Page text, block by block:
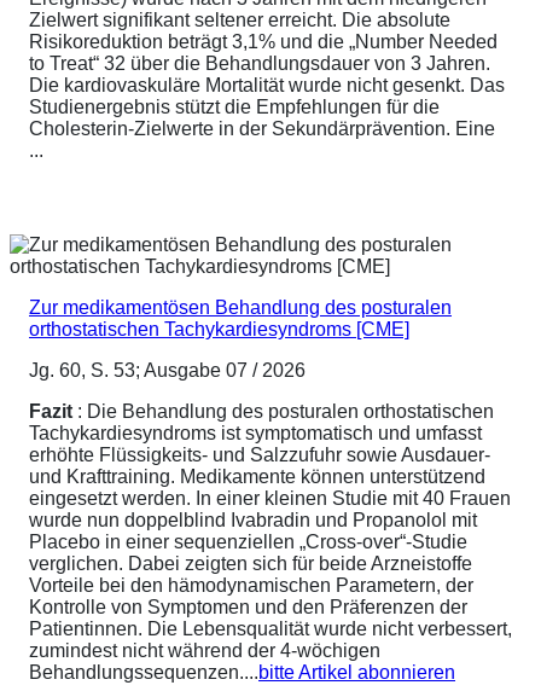
Zielwert signifikant seltener erreicht. Die absolute
Risikoreduktion beträgt 3,1% und die „Number Needed
to Treat“ 32 über die Behandlungsdauer von 3 Jahren.
Die kardiovaskuläre Mortalität wurde nicht gesenkt. Das
Studienergebnis stützt die Empfehlungen für die
Cholesterin-Zielwerte in der Sekundärprävention. Eine
...
Zur medikamentösen Behandlung des posturalen
orthostatischen Tachykardiesyndroms [CME]
Jg. 60, S. 53; Ausgabe 07 / 2026
Fazit : Die Behandlung des posturalen orthostatischen
Tachykardiesyndroms ist symptomatisch und umfasst
erhöhte Flüssigkeits- und Salzzufuhr sowie Ausdauer-
und Krafttraining. Medikamente können unterstützend
eingesetzt werden. In einer kleinen Studie mit 40 Frauen
wurde nun doppelblind Ivabradin und Propanolol mit
Placebo in einer sequenziellen „Cross-over“-Studie
verglichen. Dabei zeigten sich für beide Arzneistoffe
Vorteile bei den hämodynamischen Parametern, der
Kontrolle von Symptomen und den Präferenzen der
Patientinnen. Die Lebensqualität wurde nicht verbessert,
zumindest nicht während der 4-wöchigen
Behandlungssequenzen....bitte Artikel abonnieren